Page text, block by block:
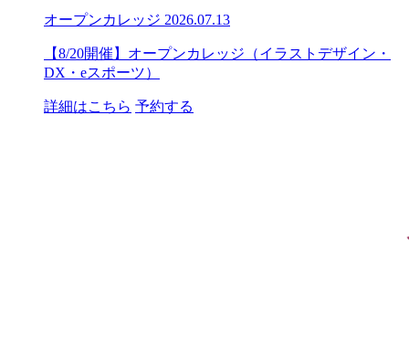
オープンカレッジ 2026.07.13
【8/20開催】オープンカレッジ（イラストデザイン・
DX・eスポーツ）
詳細はこちら 予約する